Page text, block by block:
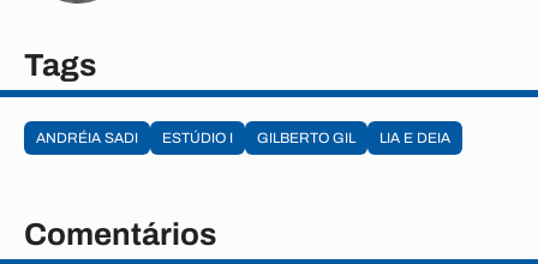
Tags
ANDRÉIA SADI ESTÚDIO I GILBERTO GIL LIA E DEIA
Comentários